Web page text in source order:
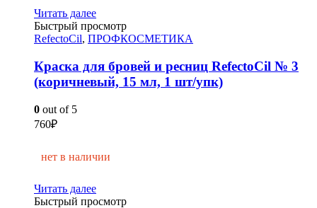
Читать далее
Быстрый просмотр
RefectoCil, ПРОФКОСМЕТИКА
Краска для бровей и ресниц RefectoCil № 3
(коричневый, 15 мл, 1 шт/упк)
0 out of 5
760₽
нет в наличии
Читать далее
Быстрый просмотр